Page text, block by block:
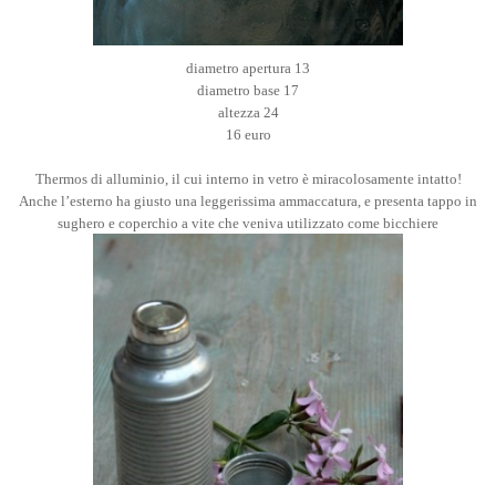
diametro apertura 13
diametro base 17
altezza 24
16 euro
Thermos di alluminio, il cui interno in vetro è miracolosamente intatto!
Anche l’esterno ha giusto una leggerissima ammaccatura, e presenta tappo in
sughero e coperchio a vite che veniva utilizzato come bicchiere